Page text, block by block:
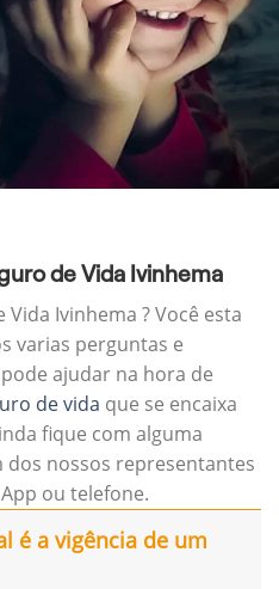
de Vida Ivinhema
Ivinhema ? Você esta
varias perguntas e
ajudar na hora de
de vida que se encaixa
fique com alguma
nossos representantes
ou telefone.
é a vigência de um